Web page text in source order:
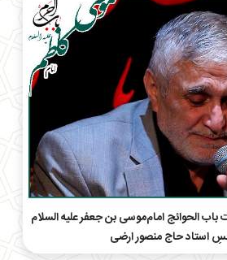
الحوائج امام‌موسی بن جعفر علیه السلام
استاد حاج منصور ارضی